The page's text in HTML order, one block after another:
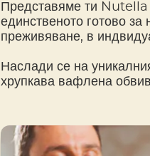
Представяме ти
единственото готово
преживяване, в
Наслади се на
хрупкава вафлена